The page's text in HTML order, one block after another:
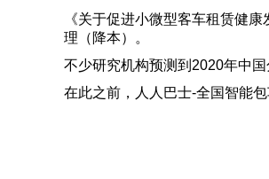
《关于促进小微型客车租赁健
理（降本）。
不少研究机构预测到2020年中
在此之前，人人巴士-全国智能